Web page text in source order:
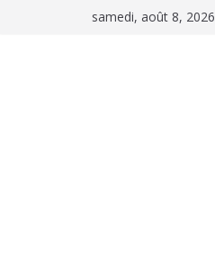
samedi, août 8, 2026